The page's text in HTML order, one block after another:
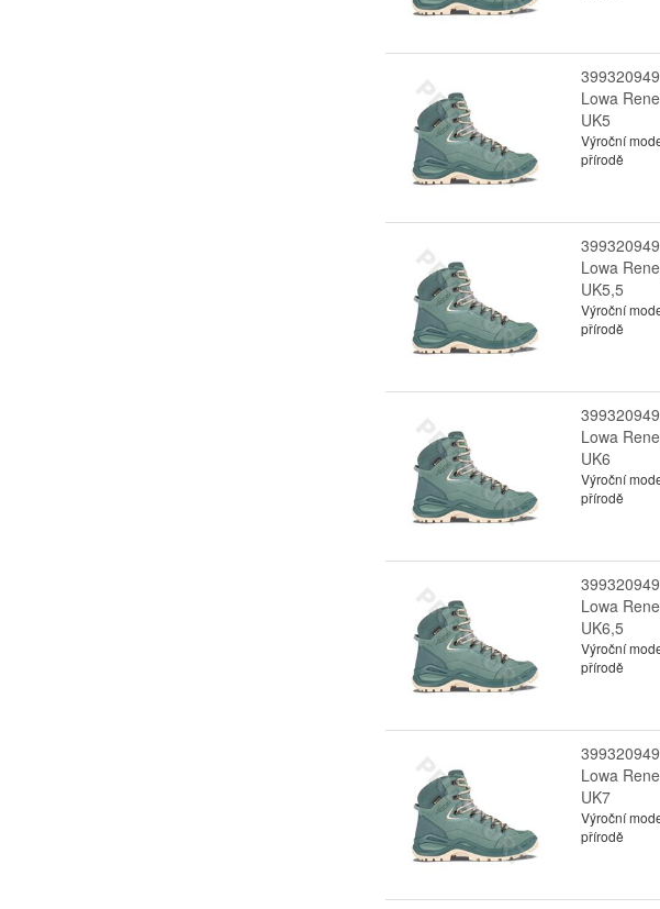
Lowa
UK5
Výroční
přírodě
Lowa
UK5,5
Výroční
přírodě
Lowa
UK6
Výroční
přírodě
Lowa
UK6,5
Výroční
přírodě
Lowa
UK7
Výroční
přírodě